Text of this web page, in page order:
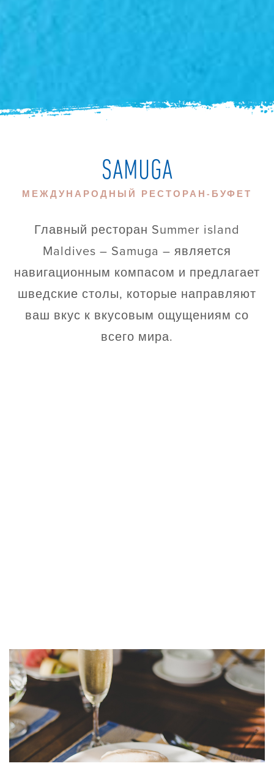
SAMUGA
МЕЖДУНАРОДНЫЙ РЕСТОРАН-БУФЕТ
Главный ресторан Summer island
Maldives – Samuga – является
навигационным компасом и предлагает
шведские столы, которые направляют
ваш вкус к вкусовым ощущениям со
всего мира.